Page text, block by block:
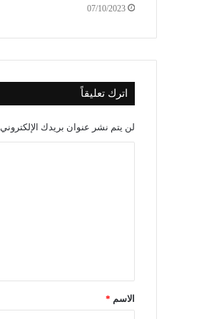
07/10/2023
اترك تعليقاً
لن يتم نشر عنوان بريدك الإلكتروني.
الاسم *